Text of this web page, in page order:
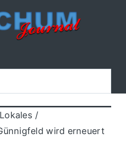
Lokales
wird erneuert